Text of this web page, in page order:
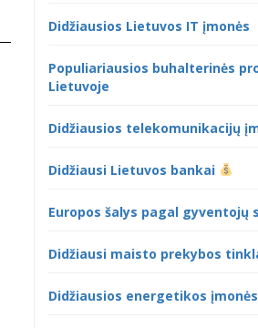
Didžiausios Lietuvos IT įmonės
Populiariausios buhalterinės
Lietuvoje
Didžiausios telekomunikacijų
Didžiausi Lietuvos bankai
Europos šalys pagal gyventojų
Didžiausi maisto prekybos
Didžiausios energetikos